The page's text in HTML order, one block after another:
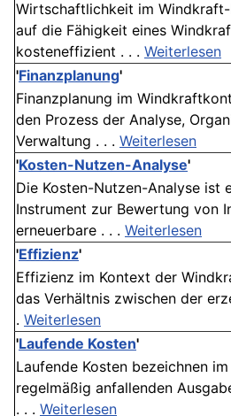
Wirtschaftlichkeit im
auf die Fähigkeit eines
kosteneffizient . . . Weiterlesen
'Finanzplanung'
Finanzplanung im
den Prozess der Analyse,
Verwaltung . . . Weiterlesen
'Kosten-Nutzen-Analyse'
Die Kosten-Nutzen-Analyse ist
Instrument zur Bewertung von
erneuerbare . . . Weiterlesen
'Effizienz'
Effizienz im Kontext der
das Verhältnis zwischen der
. Weiterlesen
'Laufende Kosten'
Laufende Kosten bezeichnen
regelmäßig anfallenden
. . . Weiterlesen